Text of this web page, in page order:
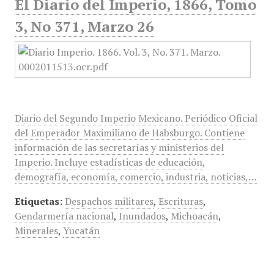
El Diario del Imperio, 1866, Tomo
3, No 371, Marzo 26
Diario del Segundo Imperio Mexicano. Periódico Oficial
del Emperador Maximiliano de Habsburgo. Contiene
información de las secretarías y ministerios del
Imperio. Incluye estadísticas de educación,
demografía, economía, comercio, industria, noticias,…
Etiquetas: Despachos militares, Escrituras,
Gendarmería nacional, Inundados, Michoacán,
Minerales, Yucatán